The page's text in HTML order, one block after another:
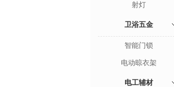
射灯
卫浴五金
智能门锁
电动晾衣架
电工辅材